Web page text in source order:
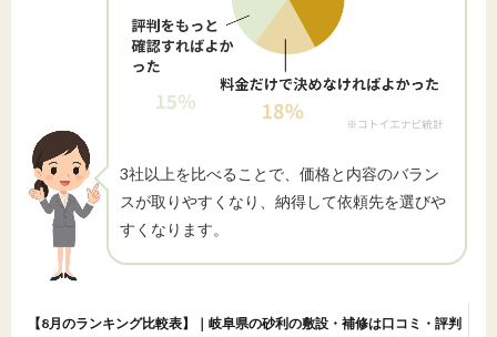
3社以上を比べることで、価格と内容のバラン
スが取りやすくなり、納得して依頼先を選びや
すくなります。
【8月のランキング比較表】｜岐阜県の砂利の敷設・補修は口コミ・評判